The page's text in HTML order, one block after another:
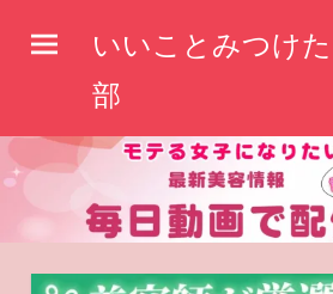
へ
いいことみつけ
部